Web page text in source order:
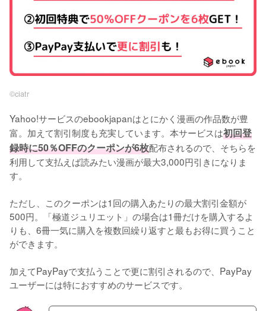
©︎ciatr
Yahoo!サービスのebookjapanはとにかく漫画の作品数が豊
富。加えて割引制度も充実しています。本サービスは初回登
録時に50％OFFのクーポンが6枚配布されるので、そちらを
利用して支払えば読みたい漫画が最大3,000円引きになりま
す。
ただし、このクーポンは1回の購入あたりの最大割引金額が
500円。「極道ジュリエット」の場合は1冊だけを購入するよ
りも、6冊一気に購入を複数回繰り返すと最もお得に買うこと
ができます。
加えてPayPayで支払うことで更に割引されるので、PayPay
ユーザーには特におすすめのサービスです。